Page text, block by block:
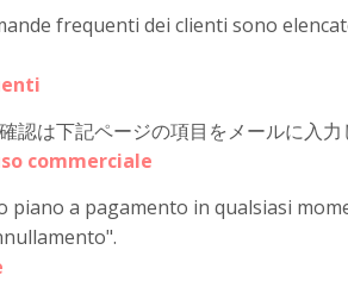
frequenti dei clienti sono
認は下記ページの項目をメールに入力
commerciale
piano a pagamento in qualsiasi